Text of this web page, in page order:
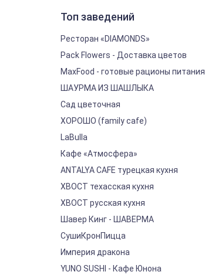
Топ заведений
Ресторан «DIAMONDS»
Pack Flowers - Доставка цветов
MaxFood - готовые рационы питания
ШАУРМА ИЗ ШАШЛЫКА
Сад цветочная
ХОРОШО (family cafe)
LaBulla
Кафе «Атмосфера»
ANTALYA CAFE турецкая кухня
ХВОСТ техасская кухня
ХВОСТ русская кухня
Шавер Кинг - ШАВЕРМА
СушиКронПицца
Империя дракона
YUNO SUSHI - Кафе Юнона